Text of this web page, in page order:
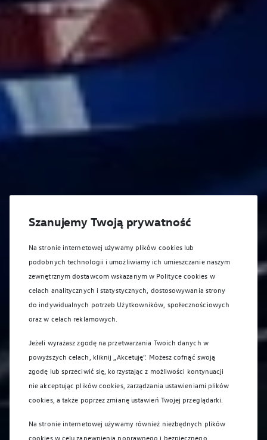
Szanujemy Twoją prywatność
Na stronie internetowej używamy plików cookies lub
podobnych technologii i umożliwiamy ich umieszczanie naszym
zewnętrznym dostawcom wskazanym w Polityce cookies w
celach analitycznych i statystycznych, dostosowywania strony
do indywidualnych potrzeb Użytkowników, społecznościowych
oraz w celach reklamowych.
Jeżeli wyrażasz zgodę na przetwarzania Twoich danych w
powyższych celach, kliknij „Akcetuję”. Możesz cofnąć swoją
zgodę lub sprzeciwić się, korzystając z możliwości kontynuacji
nie akceptując plików cookies, zarządzania ustawieniami plików
cookies, a także poprzez zmianę ustawień Twojej przeglądarki.
Na stronie internetowej używamy również niezbędnych plików
cookies w celu zapewnienia poprawnego i bezpiecznego